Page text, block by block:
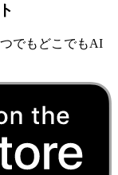
でもどこでもAI